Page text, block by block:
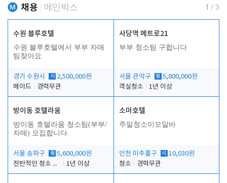
채용 메인박스 1 / 3
수원 블루호텔
수원 블루호텔에서 부부 자매
팀찾아요
경기 수원시 시
2,500,000원
메이드
경력무관
사당역 메트로21
부부 청소팀 구합니다
서울 관악구 월 5,800,000원
객실청소
1년 이상
방이동 호텔라움
방이동 호텔라움 청소팀(부부/
자매) 모집합니다.
서울 송파구 월 5,600,000원
전반적인 청소 업무(객실청소.객실정리)
1년 이상
소마호텔
주말청소이모알바
인천 미추홀구 시
10,030원
청소
경력무관